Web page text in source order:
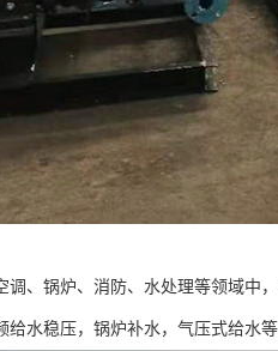
调、锅炉、消防、水处理等领域中
水稳压，锅炉补水，气压式给水等